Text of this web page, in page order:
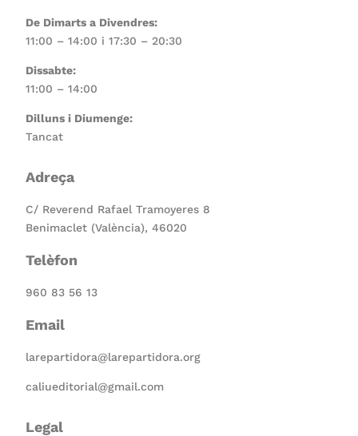
De Dimarts a Divendres:
11:00 – 14:00 i 17:30 – 20:30
Dissabte:
11:00 – 14:00
Dilluns i Diumenge:
Tancat
Adreça
C/ Reverend Rafael Tramoyeres 8
Benimaclet (València), 46020
Telèfon
960 83 56 13
Email
larepartidora@larepartidora.org
caliueditorial@gmail.com
Legal